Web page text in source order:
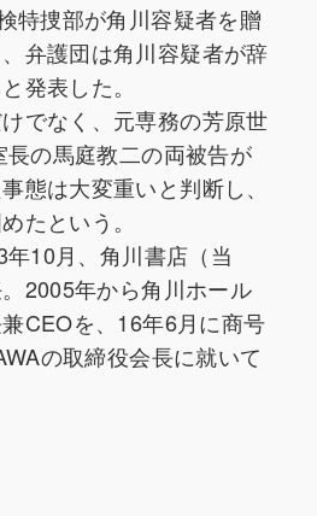
特捜部が角川容疑者を贈
弁護団は角川容疑者が辞
発表した。
でなく、元専務の芳原世
の馬庭教二の両被告が
態は大変重いと判断し、
たという。
10月、角川書店（当
2005年から角川ホール
CEOを、16年6月に商号
の取締役会長に就いて